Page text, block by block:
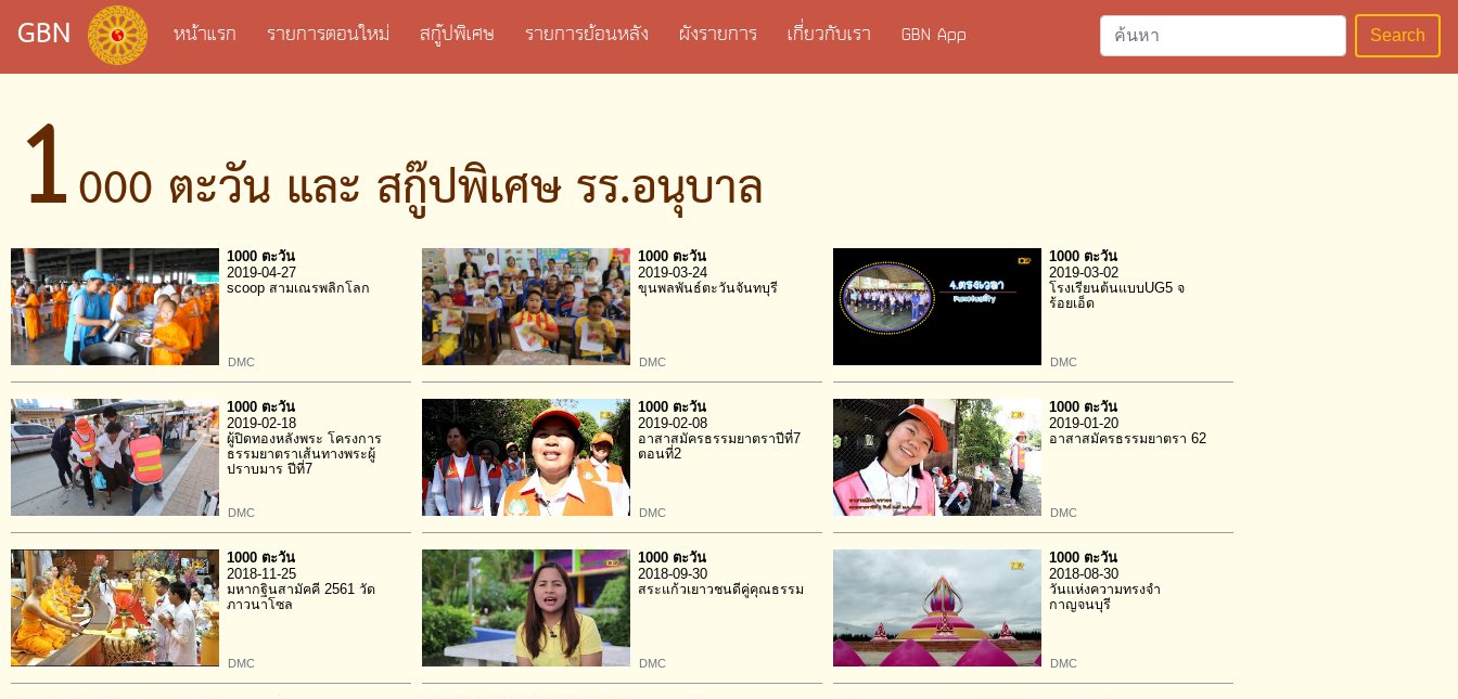
GBN หน้าแรก รายการตอนใหม่ สกู๊ปพิเศษ รายการย้อนหลัง ผังรายการ เกี่ยวกับเรา GBN App Search
1000 ตะวัน และ สกู๊ปพิเศษ รร.อนุบาล
1000 ตะวัน
2019-04-27
scoop สามเณรพลิกโลก
DMC
1000 ตะวัน
2019-03-24
ขุนพลพันธ์ตะวันจันทบุรี
DMC
1000 ตะวัน
2019-03-02
โรงเรียนต้นแบบUG5 จ
ร้อยเอ็ด
DMC
1000 ตะวัน
2019-02-18
ผู้ปิดทองหลังพระ โครงการ
ธรรมยาตราเส้นทางพระผู้
ปราบมาร ปีที่7
DMC
1000 ตะวัน
2019-02-08
อาสาสมัครธรรมยาตราปีที่7
ตอนที่2
DMC
1000 ตะวัน
2019-01-20
อาสาสมัครธรรมยาตรา 62
DMC
1000 ตะวัน
2018-11-25
มหากฐินสามัคคี 2561 วัด
ภาวนาโซล
DMC
1000 ตะวัน
2018-09-30
สระแก้วเยาวชนดีคู่คุณธรรม
DMC
1000 ตะวัน
2018-08-30
วันแห่งความทรงจำ
กาญจนบุรี
DMC